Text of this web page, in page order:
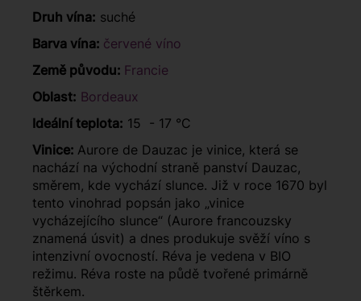
Druh vína: suché
Barva vína: červené víno
Země původu: Francie
Oblast: Bordeaux
Ideální teplota: 15 - 17 °C
Vinice: Aurore de Dauzac je vinice, která se
nachází na východní straně panství Dauzac,
směrem, kde vychází slunce. Již v roce 1670 byl
tento vinohrad popsán jako „vinice
vycházejícího slunce“ (Aurore francouzsky
znamená úsvit) a dnes produkuje svěží víno s
intenzivní ovocností. Réva je vedena v BIO
režimu. Réva roste na půdě tvořené primárně
štěrkem.